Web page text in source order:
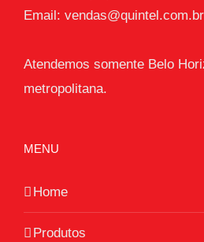
Email: vendas@quintel.com.br
Atendemos somente Belo
metropolitana.
MENU
Home
Produtos